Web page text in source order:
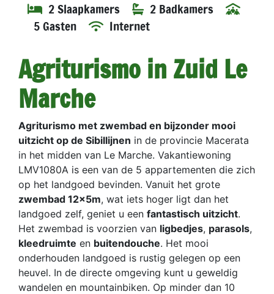
2 Slaapkamers
2 Badkamers
5 Gasten
Internet
Agriturismo in Zuid Le
Marche
Agriturismo met zwembad en bijzonder mooi
uitzicht op de Sibillijnen in de provincie Macerata
in het midden van Le Marche. Vakantiewoning
LMV1080A is een van de 5 appartementen die zich
op het landgoed bevinden. Vanuit het grote
zwembad 12x5m, wat iets hoger ligt dan het
landgoed zelf, geniet u een fantastisch uitzicht.
Het zwembad is voorzien van ligbedjes, parasols,
kleedruimte en buitendouche. Het mooi
onderhouden landgoed is rustig gelegen op een
heuvel. In de directe omgeving kunt u geweldig
wandelen en mountainbiken. Op minder dan 10